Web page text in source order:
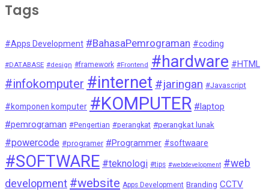
Tags
#Apps Development #BahasaPemrograman #coding
#DATABASE #design #framework #Frontend #hardware #HTML
#infokomputer #internet #jaringan #Javascript
#komponen komputer #KOMPUTER #laptop
#pemrograman #Pengertian #perangkat #perangkat lunak
#powercode #programer #Programmer #softwaare
#SOFTWARE #teknologi #tips #webdevelopment #web
development #website Apps Development Branding CCTV